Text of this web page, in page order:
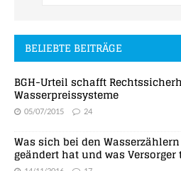
BELIEBTE BEITRÄGE
BGH-Urteil schafft
Wasserpreissysteme
05/07/2015 24
Was sich bei den
geändert hat und was